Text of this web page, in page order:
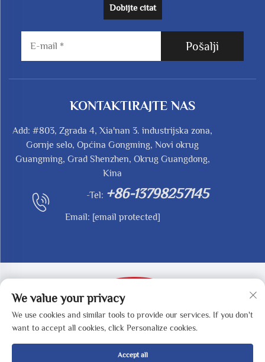
Dobijte citat
Pošalji
KONTAKTIRAJTE NAS
Add: #803, Zgrada 4, Xia'nan 3. industrijska zona,
Gornje selo, Općina Gongming, Novi okrug
Guangming, Grad Shenzhen, Okrug Guangdong,
Kina
-Tel: +86-13798257145
Email: [email protected]
Autorska prava © 2025 SHENZHEN REDY-MED
TECHNOLOGY CO.,LTD - Politika privatnosti
We value your privacy
We use cookies and similar tools to provide our services. If you don't
want to accept all cookies, click Personalize cookies.
Accept all